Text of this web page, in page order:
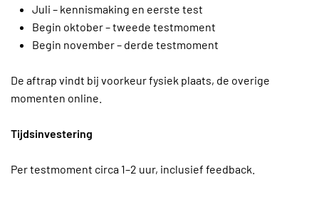
Juli – kennismaking en eerste test
Begin oktober – tweede testmoment
Begin november – derde testmoment
De aftrap vindt bij voorkeur fysiek plaats, de overige
momenten online.
Tijdsinvestering
Per testmoment circa 1–2 uur, inclusief feedback.